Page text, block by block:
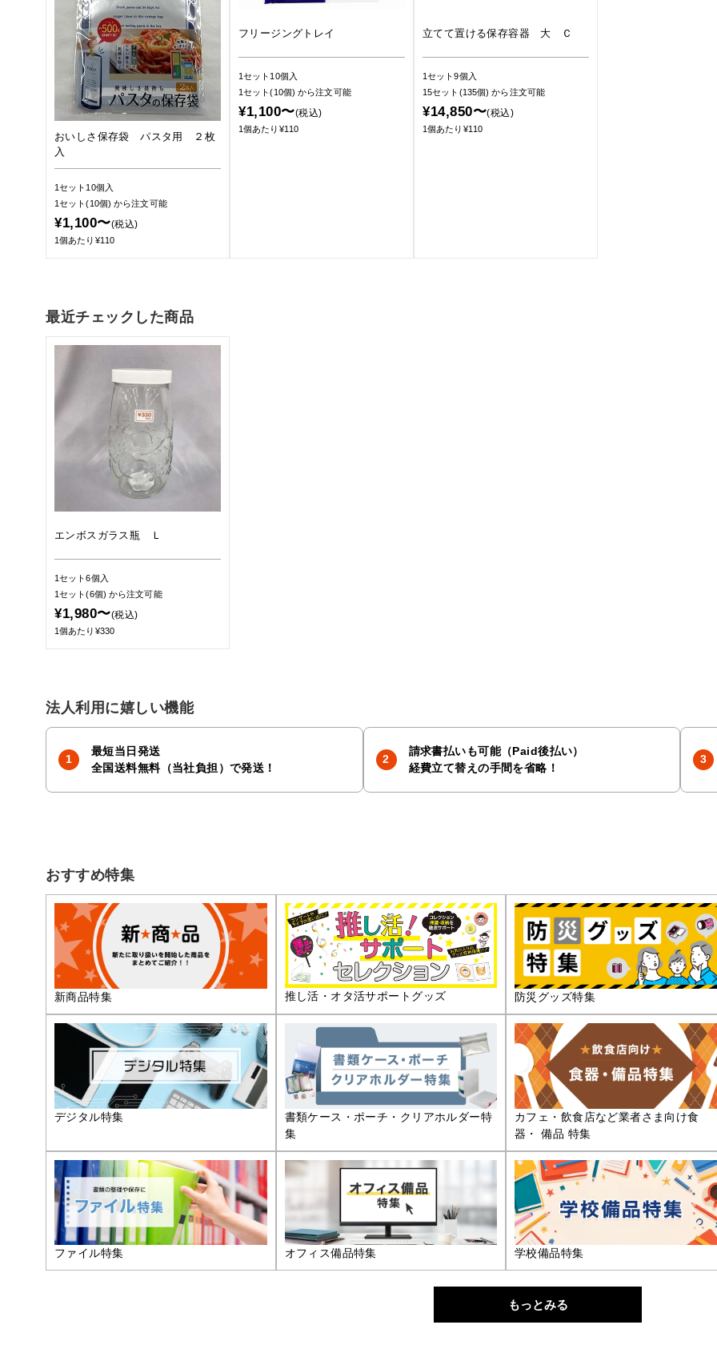
おいしさ保存袋 パスタ用 ２枚
入
1セット10個入
1セット(10個)から注文可能
¥1,100〜(税込)
1個あたり¥110
フリージングトレイ
1セット10個入
1セット(10個)から注文可能
¥1,100〜(税込)
1個あたり¥110
立てて置ける保存容器 大 Ｃ
1セット9個入
15セット(135個)から注文可能
¥14,850〜(税込)
1個あたり¥110
最近チェックした商品
エンボスガラス瓶 Ｌ
1セット6個入
1セット(6個) から注文可能
¥1,980〜(税込)
1個あたり¥330
法人利用に嬉しい機能
最短当日発送
全国送料無料（当社負担）で発送！
請求書払いも可能（Paid後払い）
経費立て替えの手間を省略！
おすすめ特集
新商品特集 推し活・オタ活サポートグッズ 防災グッズ特集
デジタル特集
書類ケース・ポーチ・クリアホルダー特
集
カフェ・飲食店など業者さま向け食
器・ 備品 特集
ファイル特集 オフィス備品特集 学校備品特集
もっとみる